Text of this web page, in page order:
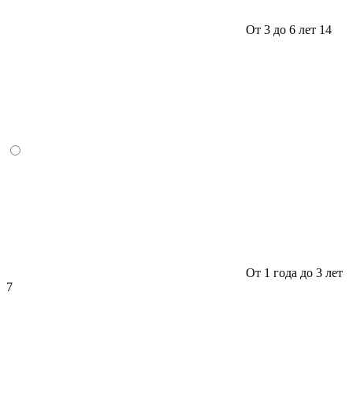
От 3 до 6 лет 14
От 1 года до 3 лет
7